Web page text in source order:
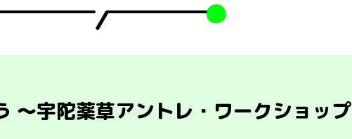
～宇陀薬草アントレ・ワークショップ